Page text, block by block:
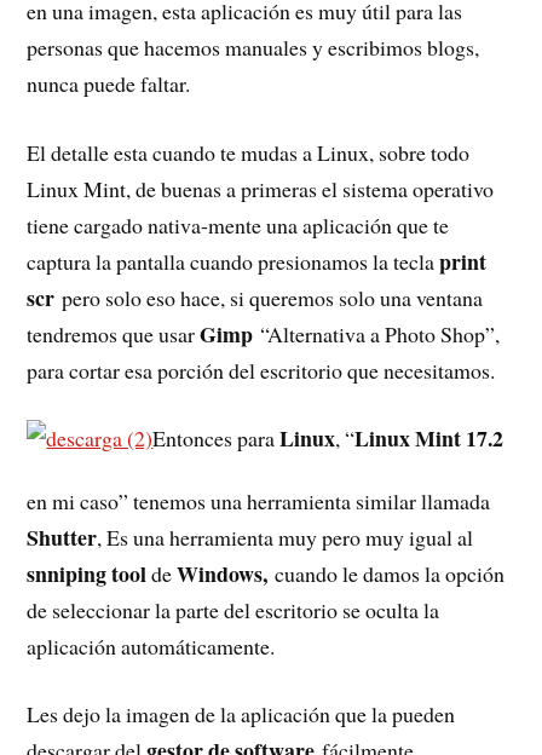
en una imagen, esta aplicación es muy útil para las
personas que hacemos manuales y escribimos blogs,
nunca puede faltar.
El detalle esta cuando te mudas a Linux, sobre todo
Linux Mint, de buenas a primeras el sistema operativo
tiene cargado nativa-mente una aplicación que te
captura la pantalla cuando presionamos la teclaprint
scrpero solo eso hace, si queremos solo una ventana
tendremos que usarGimp“Alternativa a Photo Shop”,
para cortar esa porción del escritorio que necesitamos.
Entonces paraLinux, “Linux Mint 17.2
en mi caso” tenemos una herramienta similar llamada
Shutter, Es una herramienta muy pero muy igual al
snniping tooldeWindows,cuando le damos la opción
de seleccionar la parte del escritorio se oculta la
aplicación automáticamente.
Les dejo la imagen de la aplicación que la pueden